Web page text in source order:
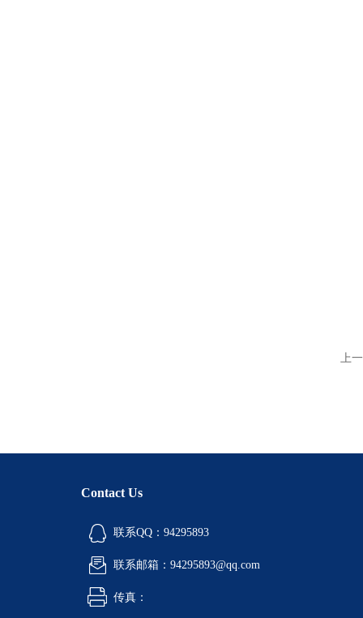
上
Contact Us
联系QQ：94295893
联系邮箱：94295893@qq.com
传真：